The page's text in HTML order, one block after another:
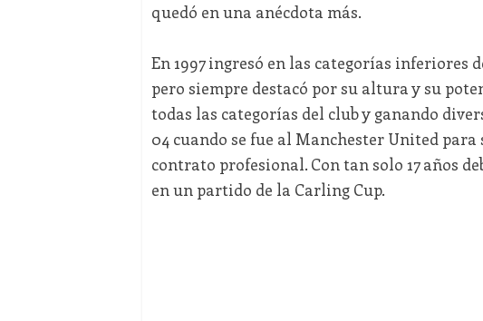
quedó en una anécdota más.
En 1997 ingresó en las categorías inferiores
pero siempre destacó por su altura y su
todas las categorías del club y ganando
04 cuando se fue al Manchester United
contrato profesional. Con tan solo 17 años
en un partido de la Carling Cup.